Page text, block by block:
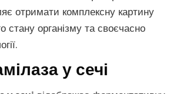
отримати комплексну картину
стану організму та своєчасно
у сечі